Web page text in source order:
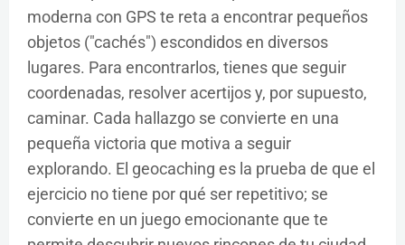
moderna con GPS te reta a encontrar pequeños
objetos ("cachés") escondidos en diversos
lugares. Para encontrarlos, tienes que seguir
coordenadas, resolver acertijos y, por supuesto,
caminar. Cada hallazgo se convierte en una
pequeña victoria que motiva a seguir
explorando. El geocaching es la prueba de que el
ejercicio no tiene por qué ser repetitivo; se
convierte en un juego emocionante que te